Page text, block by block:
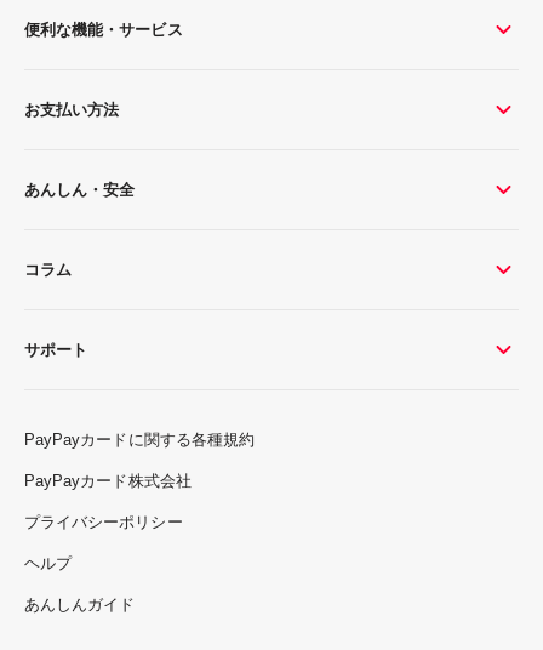
便利な機能・サービス
お支払い方法
あんしん・安全
コラム
サポート
PayPayカードに関する各種規約
PayPayカード株式会社
プライバシーポリシー
ヘルプ
あんしんガイド